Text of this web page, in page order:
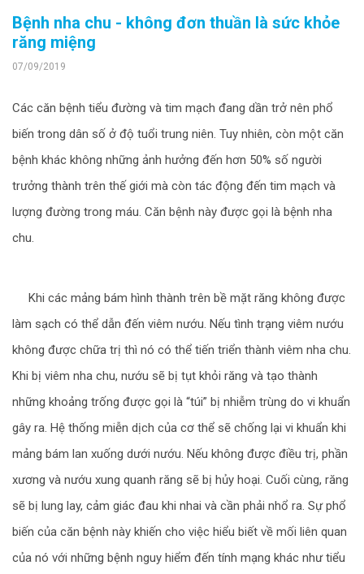
Bệnh nha chu - không đơn thuần là sức khỏe
răng miệng
07/09/2019
Các căn bệnh tiểu đường và tim mạch đang dần trở nên phổ
biến trong dân số ở độ tuổi trung niên. Tuy nhiên, còn một căn
bệnh khác không những ảnh hưởng đến hơn 50% số người
trưởng thành trên thế giới mà còn tác động đến tim mạch và
lượng đường trong máu. Căn bệnh này được gọi là bệnh nha
chu.
Khi các mảng bám hình thành trên bề mặt răng không được
làm sạch có thể dẫn đến viêm nướu. Nếu tình trạng viêm nướu
không được chữa trị thì nó có thể tiến triển thành viêm nha chu.
Khi bị viêm nha chu, nướu sẽ bị tụt khỏi răng và tạo thành
những khoảng trống được gọi là “túi” bị nhiễm trùng do vi khuẩn
gây ra. Hệ thống miễn dịch của cơ thể sẽ chống lại vi khuẩn khi
mảng bám lan xuống dưới nướu. Nếu không được điều trị, phần
xương và nướu xung quanh răng sẽ bị hủy hoại. Cuối cùng, răng
sẽ bị lung lay, cảm giác đau khi nhai và cần phải nhổ ra. Sự phổ
biến của căn bệnh này khiến cho việc hiểu biết về mối liên quan
của nó với những bệnh nguy hiểm đến tính mạng khác như tiểu